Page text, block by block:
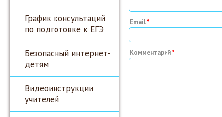
График консультаций
по подготовке к ЕГЭ
Безопасный интернет-
детям
Видеоинструкции
учителей
Email
Комментарий